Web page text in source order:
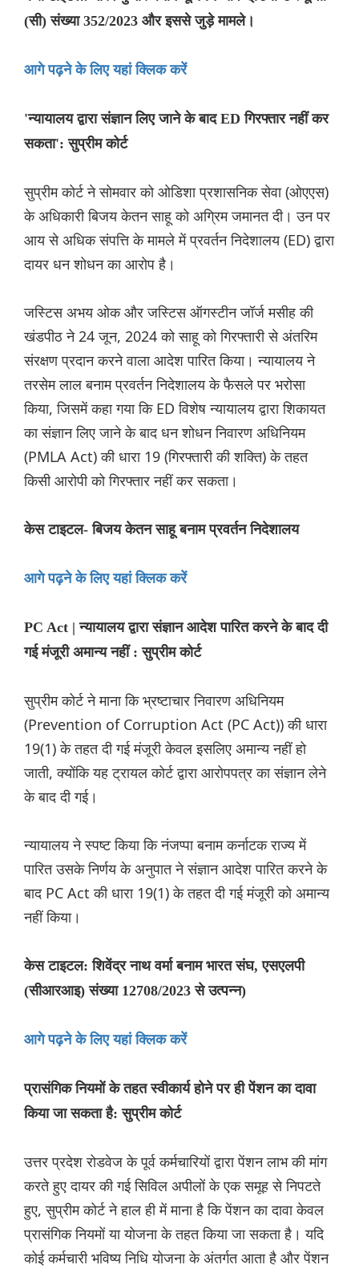
(सी) संख्या 352/2023 और इससे जुड़े मामले।
आगे पढ़ने के लिए यहां क्लिक करें
'न्यायालय द्वारा संज्ञान लिए जाने के बाद ED गिरफ्तार नहीं कर
सकता': सुप्रीम कोर्ट
सुप्रीम कोर्ट ने सोमवार को ओडिशा प्रशासनिक सेवा (ओएएस)
के अधिकारी बिजय केतन साहू को अग्रिम जमानत दी। उन पर
आय से अधिक संपत्ति के मामले में प्रवर्तन निदेशालय (ED) द्वारा
दायर धन शोधन का आरोप है।
जस्टिस अभय ओक और जस्टिस ऑगस्टीन जॉर्ज मसीह की
खंडपीठ ने 24 जून, 2024 को साहू को गिरफ्तारी से अंतरिम
संरक्षण प्रदान करने वाला आदेश पारित किया। न्यायालय ने
तरसेम लाल बनाम प्रवर्तन निदेशालय के फैसले पर भरोसा
किया, जिसमें कहा गया कि ED विशेष न्यायालय द्वारा शिकायत
का संज्ञान लिए जाने के बाद धन शोधन निवारण अधिनियम
(PMLA Act) की धारा 19 (गिरफ्तारी की शक्ति) के तहत
किसी आरोपी को गिरफ्तार नहीं कर सकता।
केस टाइटल- बिजय केतन साहू बनाम प्रवर्तन निदेशालय
आगे पढ़ने के लिए यहां क्लिक करें
PC Act | न्यायालय द्वारा संज्ञान आदेश पारित करने के बाद दी
गई मंजूरी अमान्य नहीं : सुप्रीम कोर्ट
सुप्रीम कोर्ट ने माना कि भ्रष्टाचार निवारण अधिनियम
(Prevention of Corruption Act (PC Act)) की धारा
19(1) के तहत दी गई मंजूरी केवल इसलिए अमान्य नहीं हो
जाती, क्योंकि यह ट्रायल कोर्ट द्वारा आरोपपत्र का संज्ञान लेने
के बाद दी गई।
न्यायालय ने स्पष्ट किया कि नंजप्पा बनाम कर्नाटक राज्य में
पारित उसके निर्णय के अनुपात ने संज्ञान आदेश पारित करने के
बाद PC Act की धारा 19(1) के तहत दी गई मंजूरी को अमान्य
नहीं किया।
केस टाइटल: शिवेंद्र नाथ वर्मा बनाम भारत संघ, एसएलपी
(सीआरआइ) संख्या 12708/2023 से उत्पन्न)
आगे पढ़ने के लिए यहां क्लिक करें
प्रासंगिक नियमों के तहत स्वीकार्य होने पर ही पेंशन का दावा
किया जा सकता है: सुप्रीम कोर्ट
उत्तर प्रदेश रोडवेज के पूर्व कर्मचारियों द्वारा पेंशन लाभ की मांग
करते हुए दायर की गई सिविल अपीलों के एक समूह से निपटते
हुए, सुप्रीम कोर्ट ने हाल ही में माना है कि पेंशन का दावा केवल
प्रासंगिक नियमों या योजना के तहत किया जा सकता है। यदि
कोई कर्मचारी भविष्य निधि योजना के अंतर्गत आता है और पेंशन